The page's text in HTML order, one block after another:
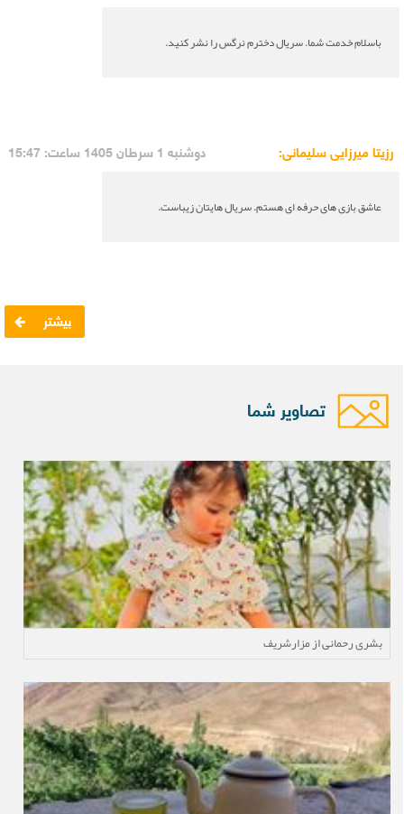
باسلام خدمت شما. سریال دخترم نرگس را نشر کنید.
رزیتا میرزایی سلیمانی: دوشنبه 1 سرطان 1405 ساعت: 15:47
عاشق بازی های حرفه ای هستم. سریال هایتان زیباست.
بیشتر
تصاویر شما
بشری رحمانی از مزارشریف